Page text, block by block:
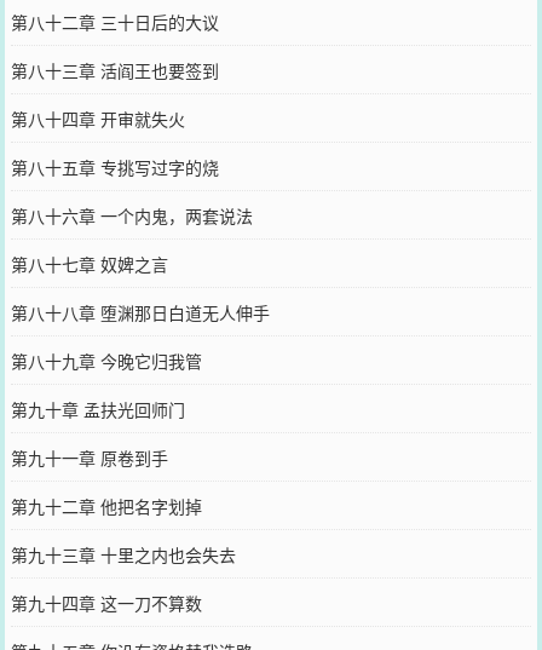
第八十二章 三十日后的大议
第八十三章 活阎王也要签到
第八十四章 开审就失火
第八十五章 专挑写过字的烧
第八十六章 一个内鬼，两套说法
第八十七章 奴婢之言
第八十八章 堕渊那日白道无人伸手
第八十九章 今晚它归我管
第九十章 孟扶光回师门
第九十一章 原卷到手
第九十二章 他把名字划掉
第九十三章 十里之内也会失去
第九十四章 这一刀不算数